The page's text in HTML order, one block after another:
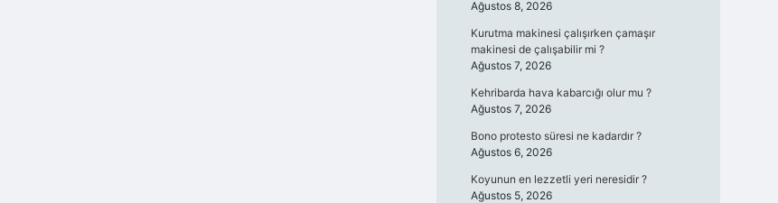
Ağustos 8, 2026
Kurutma makinesi çalışırken çamaşır
makinesi de çalışabilir mi ?
Ağustos 7, 2026
Kehribarda hava kabarcığı olur mu ?
Ağustos 7, 2026
Bono protesto süresi ne kadardır ?
Ağustos 6, 2026
Koyunun en lezzetli yeri neresidir ?
Ağustos 5, 2026